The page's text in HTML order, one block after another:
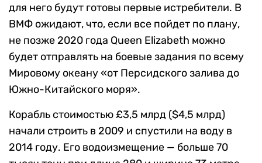
для него будут готовы первые истребители. В
ВМФ ожидают, что, если все пойдет по плану,
не позже 2020 года Queen Elizabeth можно
будет отправлять на боевые задания по всему
Мировому океану «от Персидского залива до
Южно-Китайского моря».
Корабль стоимостью £3,5 млрд ($4,5 млрд)
начали строить в 2009 и спустили на воду в
2014 году. Его водоизмещение — больше 70